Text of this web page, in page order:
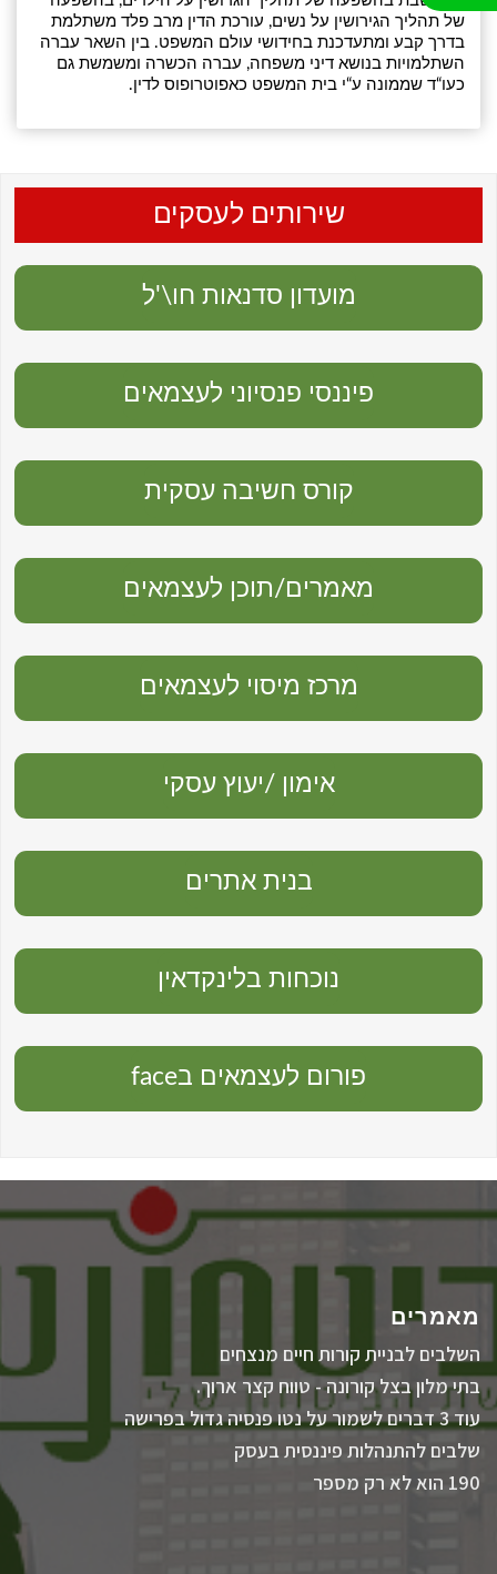
של תהליך הגירושין על נשים, עורכת הדין מרב פלד משתלמת
בדרך קבע ומתעדכנת בחידושי עולם המשפט. בין השאר עברה
השתלמויות בנושא דיני משפחה, עברה הכשרה ומשמשת גם
כעו“ד שממונה ע“י בית המשפט כאפוטרופוס לדין.
שירותים לעסקים
מועדון סדנאות חו\'ל
פיננסי פנסיוני לעצמאים
קורס חשיבה עסקית
מאמרים/תוכן לעצמאים
מרכז מיסוי לעצמאים
אימון /יעוץ עסקי
בנית אתרים
נוכחות בלינקדאין
פורום לעצמאים בface
מאמרים
השלבים לבניית קורות חיים מנצחים
בתי מלון בצל קורונה - טווח קצר ארוך.
עוד 3 דברים לשמור על נטו פנסיה גדול בפרישה
שלבים להתנהלות פיננסית בעסק
190 הוא לא רק מספר